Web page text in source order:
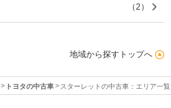
（2 ）
地域から探すトップへ
トヨタの中古車 スターレットの中古車：エリア一覧